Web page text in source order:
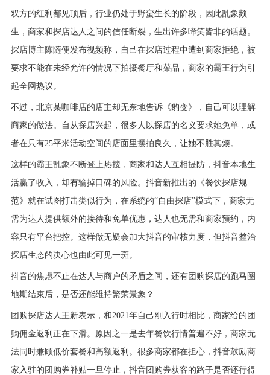
双方的红利都见顶后，行业仍处于野蛮生长的阶段，因此乱象频
生，商家和探店达人之间的信任断裂，生出许多啼笑皆非的话题。
探店博主陈随便发布视频称，自己在探店过程中遭到商家拒绝，被
要求不能在未经允许的情况下拍摄餐厅和菜品，商家的霸王行为引
起全网热议。
不过，北京某咖啡店的店主却无奈地告诉《豹变》，自己可以理解
商家的做法。自从探店兴起，很多人以探店的名义要求她免单，或
者在只有25平米活动空间的店面里摆拍良久，让她不胜其烦。
这样的霸王乱象不断登上热搜，商家和达人互相提防，抖音本地生
活赢了收入，却有输掉口碑的风险。抖音新推出的《餐饮探店规
范》就在试图打击类似行为，在系统的“自由探店”模式下，商家无
需为达人提供额外的接待和免单优惠，达人也无需和商家预约，内
容只有平台把控。这样做无疑会加大抖音的审核力度，但抖音整治
探店生态的决心也由此可见一斑。
抖音的焦虑不止在达人与商户的矛盾之间，还有团购探店的跑马圈
地期结束后，是否还能维持繁荣景象？
团购探店达人王新表示，和2021年自己刚入行时相比，商家给的团
购佣金返利正在下滑。原因之一是去年餐饮行情普遍不好，商家无
法同时兼顾低价套餐和高额返利。很多商家都在担心，抖音鼓励商
家入驻的团购券补贴一旦停止，抖音团购券获客的路子是否还行得